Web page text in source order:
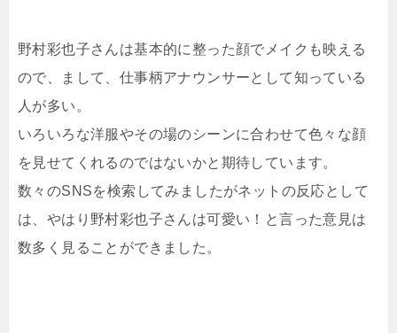
野村彩也子さんは基本的に整った顔でメイクも映える
ので、まして、仕事柄アナウンサーとして知っている
人が多い。
いろいろな洋服やその場のシーンに合わせて色々な顔
を見せてくれるのではないかと期待しています。
数々のSNSを検索してみましたがネットの反応として
は、やはり野村彩也子さんは可愛い！と言った意見は
数多く見ることができました。